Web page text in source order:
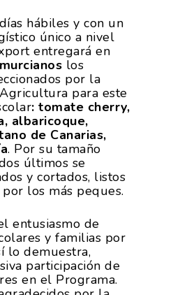
hábiles y con un
único a nivel
entregará en
los
por la
para este
: tomate cherry,
albaricoque,
de Canarias,
. Por su tamaño
últimos se
y cortados, listos
los más peques.
entusiasmo de
y familias por
lo demuestra,
participación de
en el Programa.